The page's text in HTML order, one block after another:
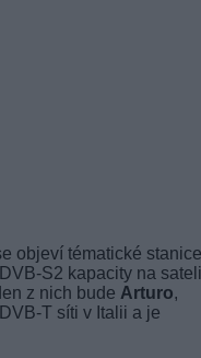
objeví tématické stanice
S2 kapacity na
z nich bude Arturo,
DVB-T síti v Italii a je